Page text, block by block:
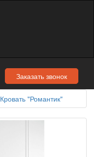
Заказать звонок
Кровать "Романтик"